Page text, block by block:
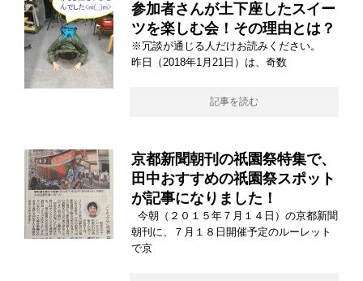
k
参加者さんが土下座したスイー
ツを楽しむ会！その理由とは？
※冗談が通じる人だけお読みください。
昨日（2018年1月21日）は、奇数
記事を読む
京都新聞朝刊の祇園祭特集で、
田中おすすめの祇園祭スポット
が記事になりました！
今朝（２０１５年７月１４日）の京都新聞
朝刊に、７月１８日開催予定のルーレット
で京